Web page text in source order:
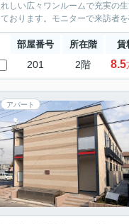
れしい広々ワンルームで充実の
ております。モニターで来訪者
部屋番号 所在階 賃
201 2階 8.5
アパート